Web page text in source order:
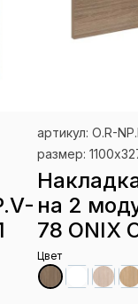
артикул: О.R-
размер:
на 2
78 ONIX
Цвет